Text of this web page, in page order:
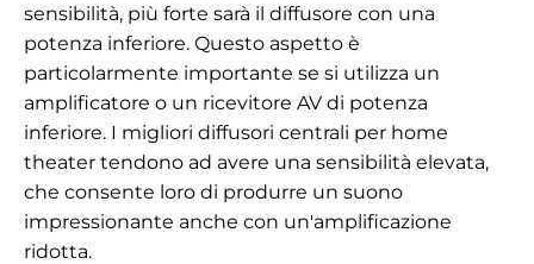
sensibilità, più forte sarà il diffusore con una
potenza inferiore. Questo aspetto è
particolarmente importante se si utilizza un
amplificatore o un ricevitore AV di potenza
inferiore. I migliori diffusori centrali per home
theater tendono ad avere una sensibilità elevata,
che consente loro di produrre un suono
impressionante anche con un'amplificazione
ridotta.